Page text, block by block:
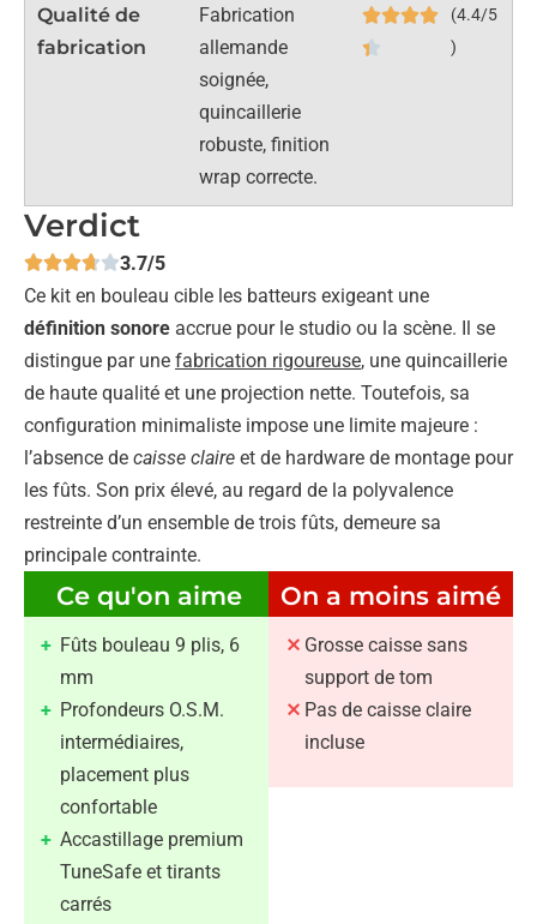
Qualité de
fabrication
Fabrication
allemande
soignée,
quincaillerie
robuste, finition
wrap correcte.
(4.4/5
)
Verdict
3.7/5
Ce kit en bouleau cible les batteurs exigeant une
définition sonore accrue pour le studio ou la scène. Il se
distingue par une fabrication rigoureuse, une quincaillerie
de haute qualité et une projection nette. Toutefois, sa
configuration minimaliste impose une limite majeure :
l’absence de caisse claire et de hardware de montage pour
les fûts. Son prix élevé, au regard de la polyvalence
restreinte d’un ensemble de trois fûts, demeure sa
principale contrainte.
Ce qu'on aime
Fûts bouleau 9 plis, 6
mm
Profondeurs O.S.M.
intermédiaires,
placement plus
confortable
Accastillage premium
TuneSafe et tirants
carrés
On a moins aimé
Grosse caisse sans
support de tom
Pas de caisse claire
incluse